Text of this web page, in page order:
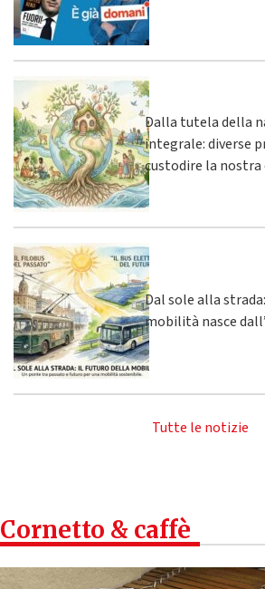
Dalla tutela della
integrale: diverse
custodire la nostra
Dal sole alla
mobilità nasce
Tutte le notizie
Cornetto & caffè